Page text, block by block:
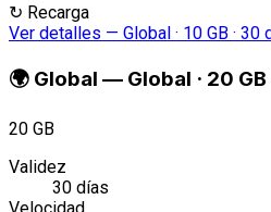
↻ Recarga
Ver detalles — Global · 10 GB · 30
🌍 Global — Global · 20
20 GB
Validez
30 días